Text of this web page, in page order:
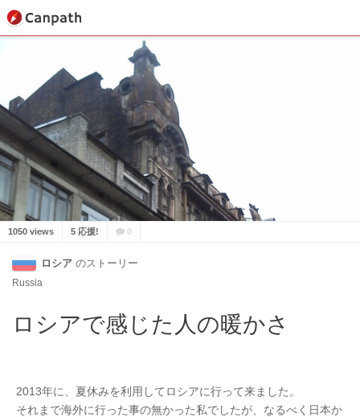
1050 views 5 応援! 0
ロシア のストーリー
Russia
ロシアで感じた人の暖かさ
2013年に、夏休みを利用してロシアに行って来ました。
それまで海外に行った事の無かった私でしたが、なるべく日本か